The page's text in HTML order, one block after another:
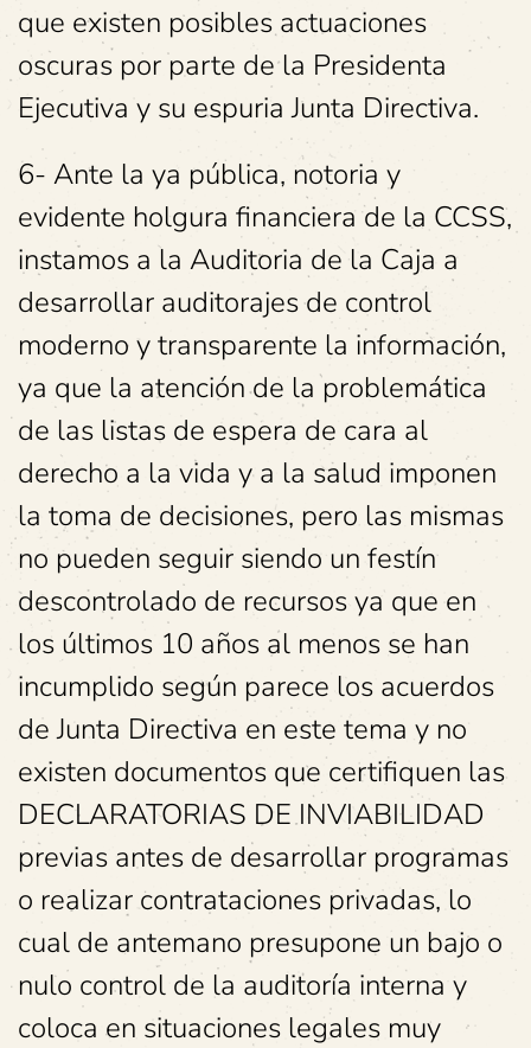
que existen posibles actuaciones
oscuras por parte de la Presidenta
Ejecutiva y su espuria Junta Directiva.
6- Ante la ya pública, notoria y
evidente holgura financiera de la CCSS,
instamos a la Auditoria de la Caja a
desarrollar auditorajes de control
moderno y transparente la información,
ya que la atención de la problemática
de las listas de espera de cara al
derecho a la vida y a la salud imponen
la toma de decisiones, pero las mismas
no pueden seguir siendo un festín
descontrolado de recursos ya que en
los últimos 10 años al menos se han
incumplido según parece los acuerdos
de Junta Directiva en este tema y no
existen documentos que certifiquen las
DECLARATORIAS DE INVIABILIDAD
previas antes de desarrollar programas
o realizar contrataciones privadas, lo
cual de antemano presupone un bajo o
nulo control de la auditoría interna y
coloca en situaciones legales muy